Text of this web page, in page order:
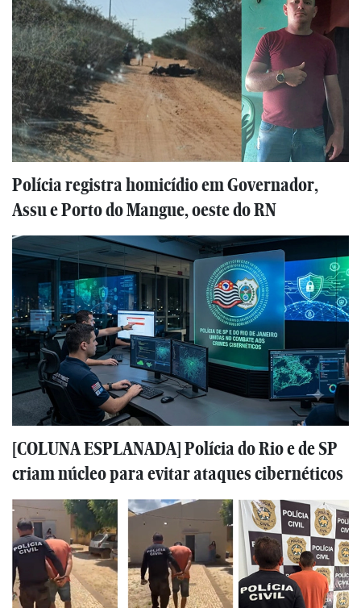
Polícia registra homicídio em Governador,
Assu e Porto do Mangue, oeste do RN
[COLUNA ESPLANADA] Polícia do Rio e de SP
criam núcleo para evitar ataques cibernéticos